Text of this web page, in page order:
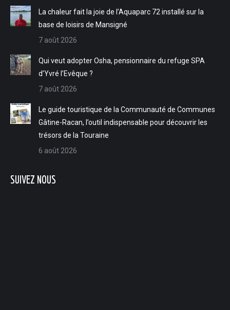
in
new
new
in
new
new
La chaleur fait la joie de l’Aquaparc 72 installé sur la
base de loisirs de Mansigné
7 août 2026
Qui veut adopter Osha, pensionnaire du refuge SPA
d’Yvré l’Evêque ?
7 août 2026
Le guide touristique de la Communauté de Communes
Gâtine-Racan, l’outil indispensable pour découvrir les
trésors de la Touraine
6 août 2026
SUIVEZ NOUS